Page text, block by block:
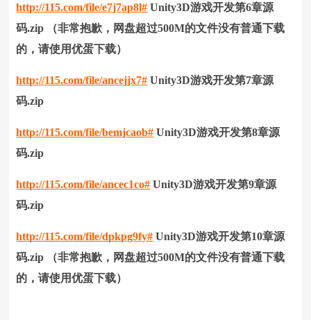
http://115.com/file/e7j7ap8l# Unity3D游戏开发第6章源
码.zip
（非常抱歉，网盘超过500M的文件没有普通下载
的，请使用优蛋下载）
http://115.com/file/ancejjx7# Unity3D游戏开发第7章源
码.zip
http://115.com/file/bemjcaob# Unity3D游戏开发第8章源
码.zip
http://115.com/file/ancec1co# Unity3D游戏开发第9章源
码.zip
http://115.com/file/dpkpg9fy# Unity3D游戏开发第10章源
码.zip
（非常抱歉，网盘超过500M的文件没有普通下载
的，请使用优蛋下载）